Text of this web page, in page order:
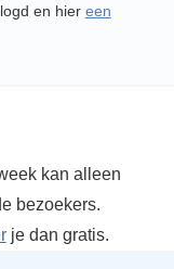
en hier een
kan alleen
bezoekers.
je dan gratis.